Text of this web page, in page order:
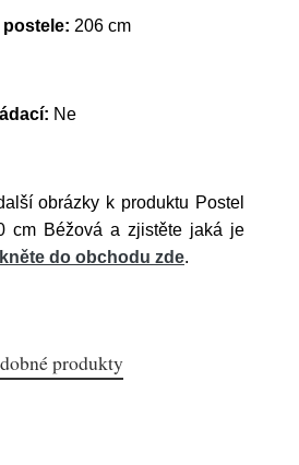
postele: 206 cm
Ne
obrázky k produktu Postel
cm Béžová a zjistěte jaká je
do obchodu zde.
produkty